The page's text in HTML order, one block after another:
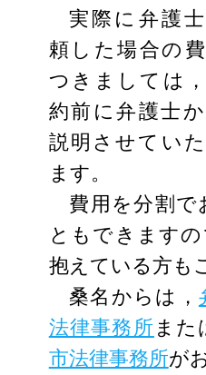
実際に弁護
頼した場合の
つきましては
約前に弁護士
説明させてい
ます。
費用を分割で
ともできます
抱えている方も
桑名からは，
法律事務所 また
市法律事務所が